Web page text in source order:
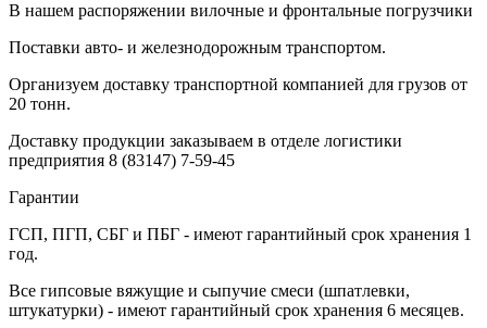
В нашем распоряжении вилочные и фронтальные погрузчики
Поставки авто- и железнодорожным транспортом.
Организуем доставку транспортной компанией для грузов от
20 тонн.
Доставку продукции заказываем в отделе логистики
предприятия 8 (83147) 7-59-45
Гарантии
ГСП, ПГП, СБГ и ПБГ - имеют гарантийный срок хранения 1
год.
Все гипсовые вяжущие и сыпучие смеси (шпатлевки,
штукатурки) - имеют гарантийный срок хранения 6 месяцев.